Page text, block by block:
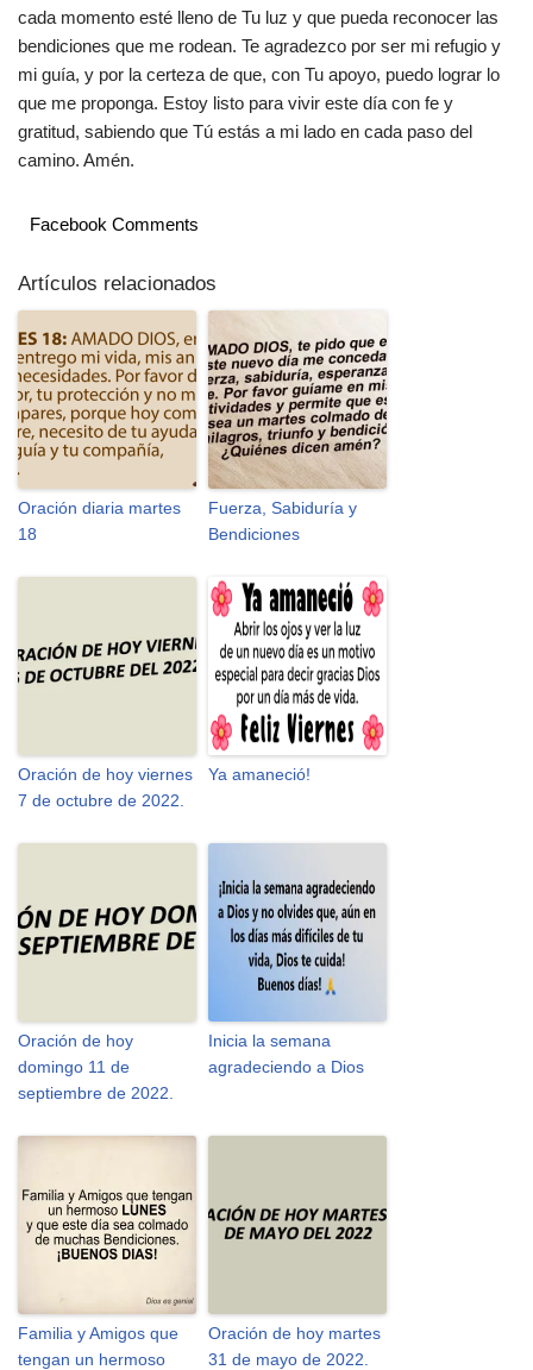
cada momento esté lleno de Tu luz y que pueda reconocer las
bendiciones que me rodean. Te agradezco por ser mi refugio y
mi guía, y por la certeza de que, con Tu apoyo, puedo lograr lo
que me proponga. Estoy listo para vivir este día con fe y
gratitud, sabiendo que Tú estás a mi lado en cada paso del
camino. Amén.
Facebook Comments
Artículos relacionados
Oración diaria martes
18
Fuerza, Sabiduría y
Bendiciones
Oración de hoy viernes
7 de octubre de 2022.
Ya amaneció!
Oración de hoy
domingo 11 de
septiembre de 2022.
Inicia la semana
agradeciendo a Dios
Familia y Amigos que
tengan un hermoso
Oración de hoy martes
31 de mayo de 2022.